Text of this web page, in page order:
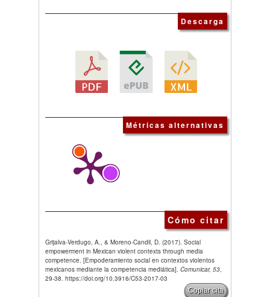
Descarga
Métricas alternativas
Cómo citar
Grijalva-Verdugo, A., & Moreno-Candil, D. (2017). Social
empowerment in Mexican violent contexts through media
competence. [Empoderamiento social en contextos violentos
mexicanos mediante la competencia mediática]. Comunicar, 53
29-38. https://doi.org/10.3916/C53-2017-03
Copiar cita